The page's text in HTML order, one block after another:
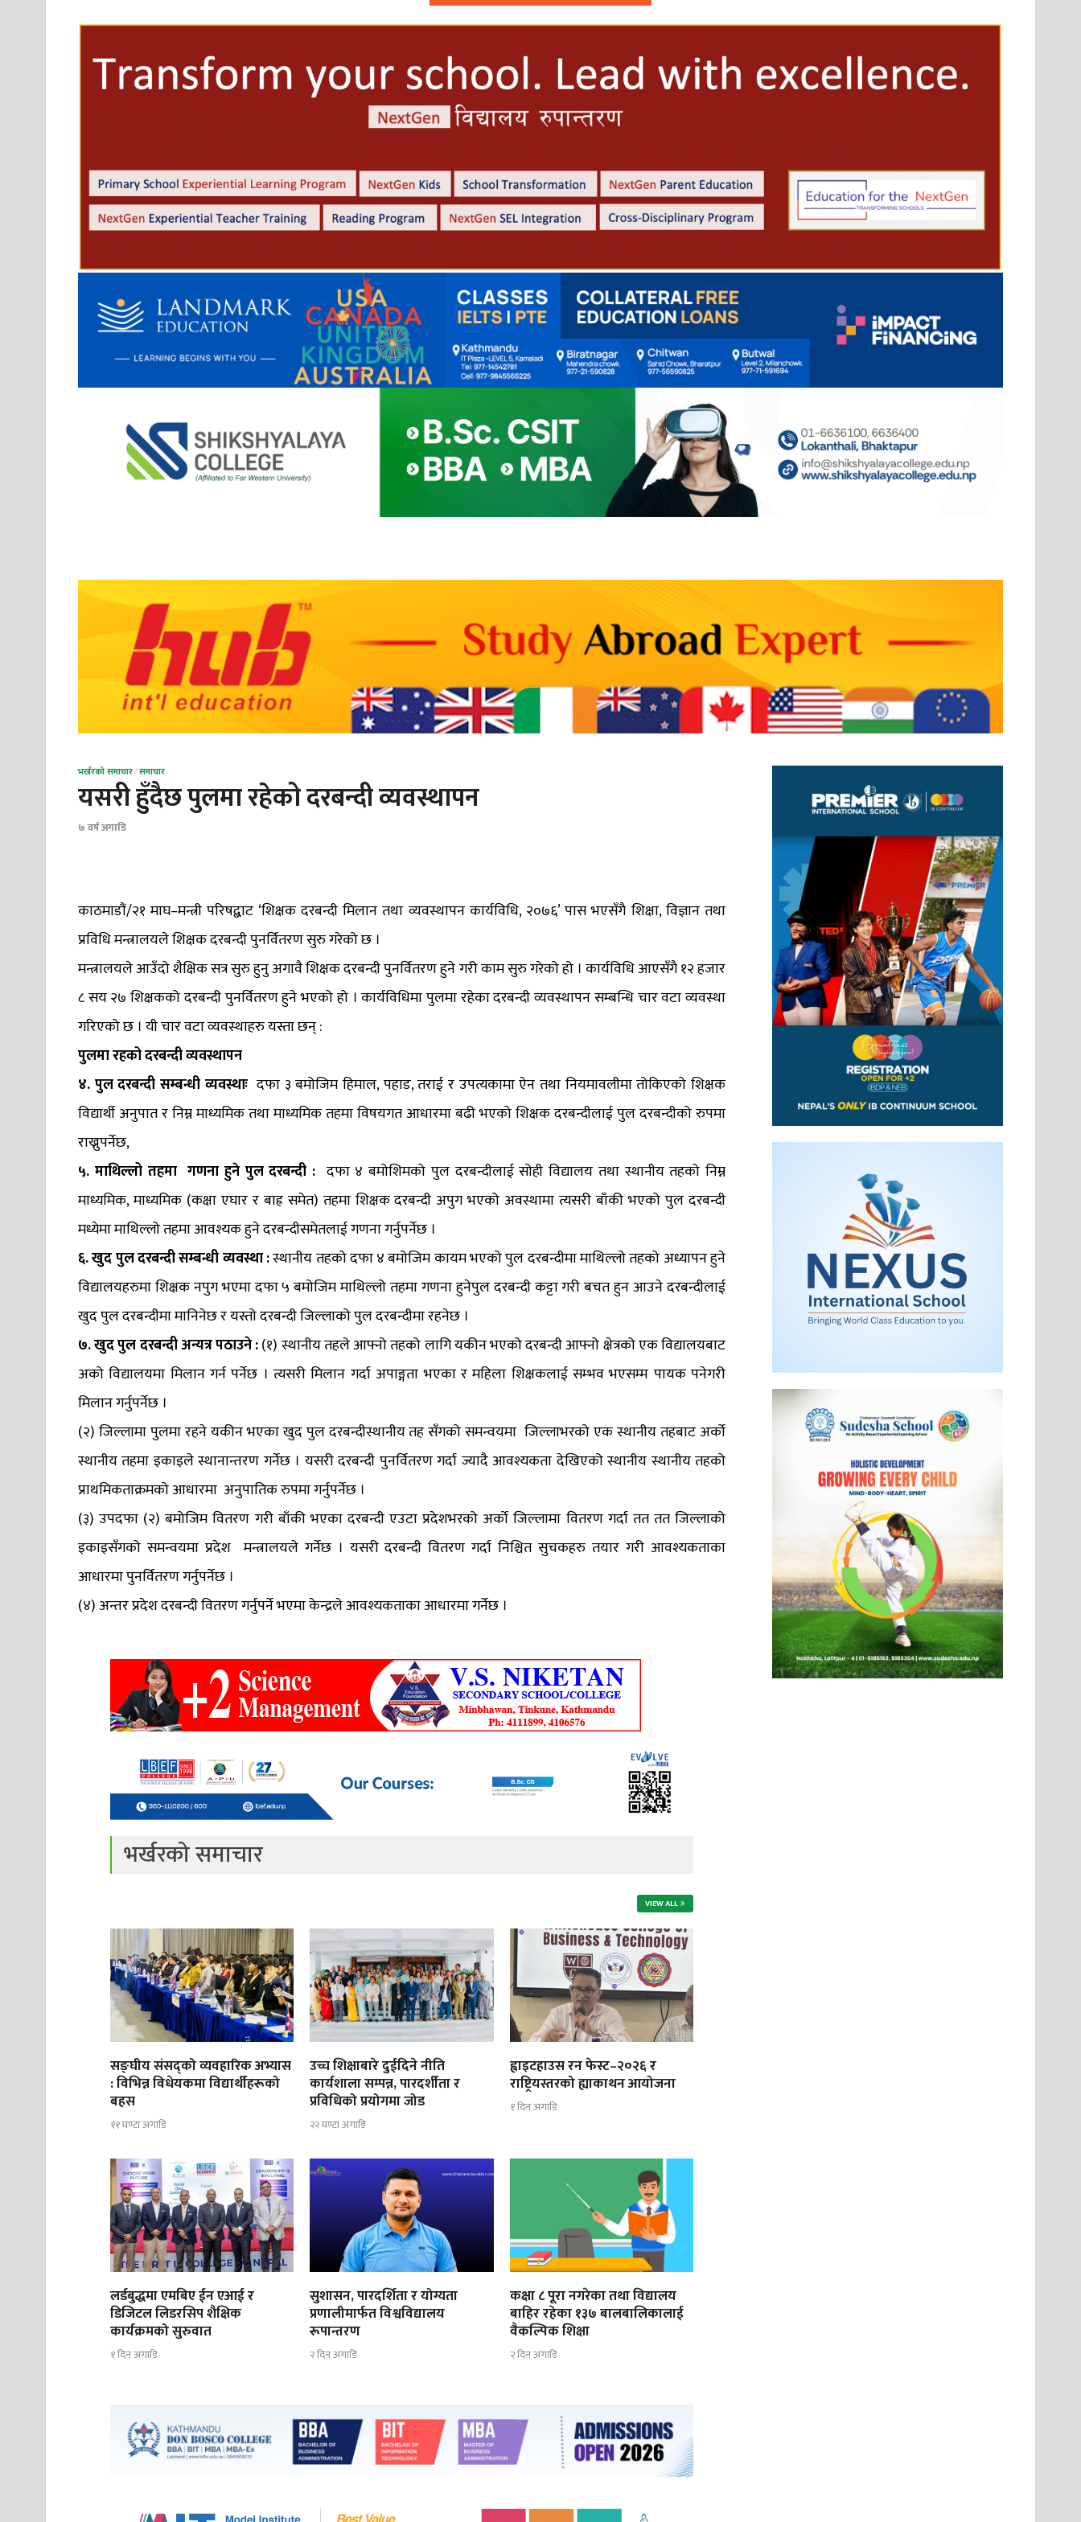
भर्खरको समाचार/समाचार
यसरी हुँदैछ पुलमा रहेको दरबन्दी व्यवस्थापन
७ वर्ष अगाडि
काठमाडौं/२१ माघ–मन्त्री परिषद्बाट ‘शिक्षक दरबन्दी मिलान तथा व्यवस्थापन कार्यविधि, २०७६’ पास भएसँगै शिक्षा, विज्ञान तथा
प्रविधि मन्त्रालयले शिक्षक दरबन्दी पुनर्वितरण सुरु गरेको छ ।
मन्त्रालयले आउँदो शैक्षिक सत्र सुरु हुनु अगावै शिक्षक दरबन्दी पुनर्वितरण हुने गरी काम सुरु गरेको हो । कार्यविधि आएसँगै १२ हजार
८ सय २७ शिक्षकको दरबन्दी पुनर्वितरण हुने भएको हो । कार्यविधिमा पुलमा रहेका दरबन्दी व्यवस्थापन सम्बन्धि चार वटा व्यवस्था
गरिएको छ । यी चार वटा व्यवस्थाहरु यस्ता छन् :
पुलमा रहको दरबन्दी व्यवस्थापन
४. पुल दरबन्दी सम्बन्धी व्यवस्थाःदफा ३ बमोजिम हिमाल, पहाड, तराई र उपत्यकामा ऐन तथा नियमावलीमा तोकिएको शिक्षक
विद्यार्थी अनुपात र निम्न माध्यमिक तथा माध्यमिक तहमा विषयगत आधारमा बढी भएको शिक्षक दरबन्दीलाई पुल दरबन्दीको रुपमा
राख्नुपर्नेछ,
५. माथिल्लो तहमा गणना हुने पुल दरबन्दी : दफा ४ बमोशिमको पुल दरबन्दीलाई सोही विद्यालय तथा स्थानीय तहको निम्न
माध्यमिक, माध्यमिक (कक्षा एघार र बाह्र समेत) तहमा शिक्षक दरबन्दी अपुग भएको अवस्थामा त्यसरी बाँकी भएको पुल दरबन्दी
मध्येमा माथिल्लो तहमा आवश्यक हुने दरबन्दीसमेतलाई गणना गर्नुपर्नेछ ।
६. खुद पुल दरबन्दी सम्बन्धी व्यवस्था :स्थानीय तहको दफा ४ बमोजिम कायम भएको पुल दरबन्दीमा माथिल्लो तहको अध्यापन हुने
विद्यालयहरुमा शिक्षक नपुग भएमा दफा ५ बमोजिम माथिल्लो तहमा गणना हुनेपुल दरबन्दी कट्टा गरी बचत हुन आउने दरबन्दीलाई
खुद पुल दरबन्दीमा मानिनेछ र यस्तो दरबन्दी जिल्लाको पुल दरबन्दीमा रहनेछ ।
७. खुद पुल दरबन्दी अन्यत्र पठाउने :(१) स्थानीय तहले आफ्नो तहको लागि यकीन भएको दरबन्दी आफ्नो क्षेत्रको एक विद्यालयबाट
अको विद्यालयमा मिलान गर्न पर्नेछ । त्यसरी मिलान गर्दा अपाङ्गता भएका र महिला शिक्षकलाई सम्भव भएसम्म पायक पनेगरी
मिलान गर्नुपर्नेछ ।
(२) जिल्लामा पुलमा रहने यकीन भएका खुद पुल दरबन्दीस्थानीय तह सँगको समन्वयमा जिल्लाभरको एक स्थानीय तहबाट अर्काे
स्थानीय तहमा इकाइले स्थानान्तरण गर्नेछ । यसरी दरबन्दी पुनर्वितरण गर्दा ज्यादै आवश्यकता देखिएको स्थानीय स्थानीय तहको
प्राथमिकताक्रमको आधारमा अनुपातिक रुपमा गर्नुपर्नेछ ।
(३) उपदफा (२) बमोजिम वितरण गरी बाँकी भएका दरबन्दी एउटा प्रदेशभरको अर्को जिल्लामा वितरण गर्दा तत तत जिल्लाको
इकाइसँगको समन्वयमा प्रदेश मन्त्रालयले गर्नेछ । यसरी दरबन्दी वितरण गर्दा निश्चित सुचकहरु तयार गरी आवश्यकताका
आधारमा पुनर्वितरण गर्नुपर्नेछ ।
(४) अन्तर प्रदेश दरबन्दी वितरण गर्नुपर्ने भएमा केन्द्रले आवश्यकताका आधारमा गर्नेछ ।
भर्खरको समाचार
VIEW ALL
सङ्घीय संसद्को व्यवहारिक अभ्यास
: विभिन्न विधेयकमा विद्यार्थीहरूको
बहस
११ घण्टा अगाडि
उच्च शिक्षाबारे दुईदिने नीति
कार्यशाला सम्पन्न, पारदर्शीता र
प्रविधिको प्रयोगमा जोड
२२ घण्टा अगाडि
ह्वाइटहाउस रन फेस्ट–२०२६ र
राष्ट्रियस्तरको ह्याकाथन आयोजना
१ दिन अगाडि
लर्डबुद्धमा एमबिए ईन एआई र
डिजिटल लिडरसिप शैक्षिक
कार्यक्रमको सुरुवात
१ दिन अगाडि
सुशासन, पारदर्शिता र योग्यता
प्रणालीमार्फत विश्वविद्यालय
रूपान्तरण
२ दिन अगाडि
कक्षा ८ पूरा नगरेका तथा विद्यालय
बाहिर रहेका १३७ बालबालिकालाई
वैकल्पिक शिक्षा
२ दिन अगाडि